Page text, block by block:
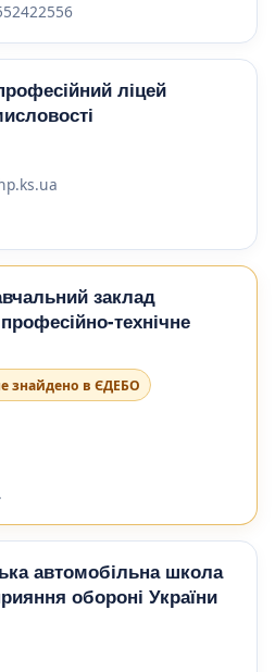
ліцей
заклад
технічне
знайдено в ЄДЕБО
автомобільна школа
обороні України